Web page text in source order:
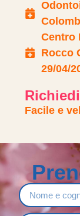
Centro
Rocco
29/04/
Facile e